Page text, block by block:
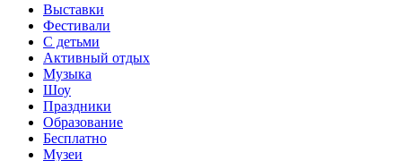
Выставки
Фестивали
С детьми
Активный отдых
Музыка
Шоу
Праздники
Образование
Бесплатно
Музеи